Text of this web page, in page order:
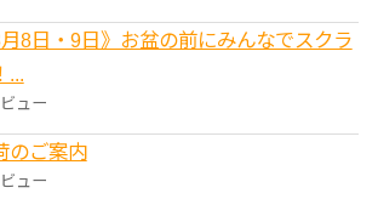
8日・9日》お盆の前にみんなでスクラ
...
ュー
のご案内
ュー